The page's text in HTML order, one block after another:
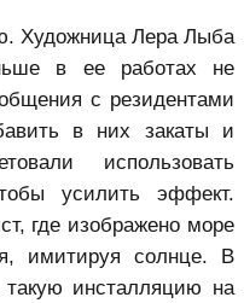
Художница Лера Лыба
в ее работах не
с резидентами
в них закаты и
использовать
усилить эффект.
где изображено море
имитируя солнце. В
инсталляцию на